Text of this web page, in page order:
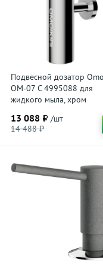
Подвесной дозатор
OM-07 C 4995088 для
жидкого мыла, хром
13 088 ₽ /шт
14 488 ₽